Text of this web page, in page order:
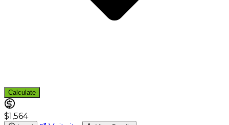
Calculate
$1,564